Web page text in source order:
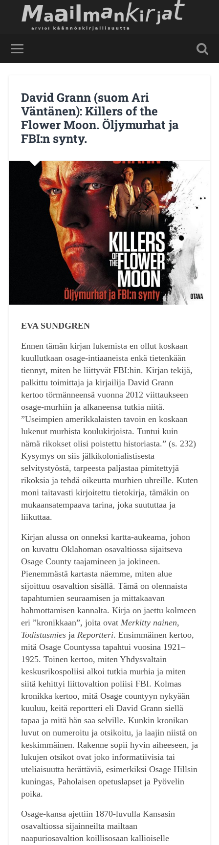
David Grann (suom Ari
Väntänen): Killers of the
Flower Moon. Öljymurhat ja
FBI:n synty.
EVA SUNDGREN
Ennen tämän kirjan lukemista en ollut koskaan
kuullutkaan osage-intiaaneista enkä tietenkään
tiennyt, miten he liittyvät FBI:hin. Kirjan tekijä,
palkittu toimittaja ja kirjailija David Grann
kertoo törmänneensä vuonna 2012 viittaukseen
osage-murhiin ja alkaneensa tutkia niitä.
”Useimpien amerikkalaisten tavoin en koskaan
lukenut murhista koulukirjoista. Tuntui kuin
nämä rikokset olisi poistettu historiasta.” (s. 232)
Kysymys on siis jälkikolonialistisesta
selvitystyöstä, tarpeesta paljastaa pimitettyjä
rikoksia ja tehdä oikeutta murhien uhreille. Kuten
moni taitavasti kirjoitettu tietokirja, tämäkin on
mukaansatempaava tarina, joka suututtaa ja
liikuttaa.
Kirjan alussa on onneksi kartta-aukeama, johon
on kuvattu Oklahoman osavaltiossa sijaitseva
Osage County taajamineen ja jokineen.
Pienemmästä kartasta näemme, miten alue
sijoittuu osavaltion sisällä. Tämä on olennaista
tapahtumien seuraamisen ja mittakaavan
hahmottamisen kannalta. Kirja on jaettu kolmeen
eri ”kronikkaan”, joita ovat Merkitty nainen,
Todistusmiesja Reportteri. Ensimmäinen kertoo,
mitä Osage Countyssa tapahtui vuosina 1921–
1925. Toinen kertoo, miten Yhdysvaltain
keskusrikospoliisi alkoi tutkia murhia ja miten
siitä kehittyi liittovaltion poliisi FBI. Kolmas
kronikka kertoo, mitä Osage countyyn nykyään
kuuluu, keitä reportteri eli David Grann siellä
tapaa ja mitä hän saa selville. Kunkin kronikan
luvut on numeroitu ja otsikoitu, ja laajin niistä on
keskimmäinen. Rakenne sopii hyvin aiheeseen, ja
lukujen otsikot ovat joko informatiivisia tai
uteliaisuutta herättäviä, esimerkiksi Osage Hillsin
kuningas, Paholaisen opetuslapset ja Pyövelin
poika.
Osage-kansa ajettiin 1870-luvulla Kansasin
osavaltiossa sijainneilta mailtaan
naapuriosavaltion koillisosaan kallioiselle